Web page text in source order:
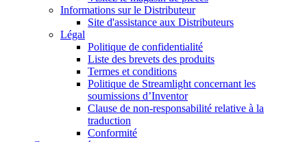
Informations sur le Distributeur
Site d'assistance aux Distributeurs
Légal
Politique de confidentialité
Liste des brevets des produits
Termes et conditions
Politique de Streamlight concernant les
soumissions d’Inventor
Clause de non-responsabilité relative à la
traduction
Conformité